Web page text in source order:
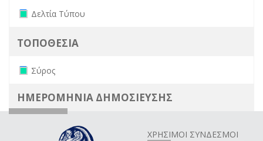
Remove Δελτία Τύπου filter
Δελτία Τύπου
ΤΟΠΟΘΕΣΙΑ
Remove Σύρος filter
Σύρος
ΗΜΕΡΟΜΗΝΙΑ ΔΗΜΟΣΙΕΥΣΗΣ
ΧΡΗΣΙΜΟΙ ΣΥΝΔΕΣΜΟΙ